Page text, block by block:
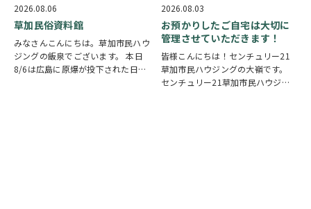
谷区に本店があるたい焼き専門店と
いう事で気になっており帰り道に利
用いたしました。…
人事ではなく、日頃から少しでも、
防災意識を高め…
2026.08.06
草加民俗資料館
みなさんこんにちは。草加市民ハウ
ジングの飯泉でございます。 本日
8/6は広島に原爆が投下された日に
2026.08.03
お預かりしたご自宅は大切に
管理させていただきます！
皆様こんにちは！センチュリー21
草加市民ハウジングの大嶺です。
センチュリー21草加市民ハウジン